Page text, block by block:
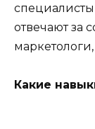
специалисты
отвечают за
Какие